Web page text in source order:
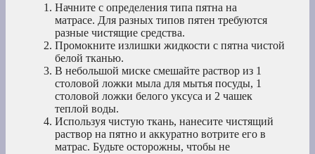
Начните с определения типа пятна на
матрасе. Для разных типов пятен требуются
разные чистящие средства.
Промокните излишки жидкости с пятна чистой
белой тканью.
В небольшой миске смешайте раствор из 1
столовой ложки мыла для мытья посуды, 1
столовой ложки белого уксуса и 2 чашек
теплой воды.
Используя чистую ткань, нанесите чистящий
раствор на пятно и аккуратно вотрите его в
матрас. Будьте осторожны, чтобы не